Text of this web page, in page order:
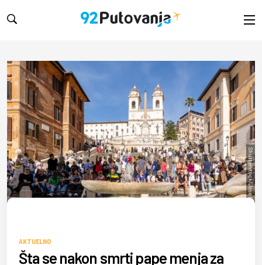
Shutterstock/Jose Luis Vega
AKTUELNO
Šta se nakon smrti pape menja za